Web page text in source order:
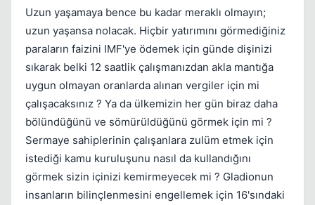
Uzun yaşamaya bence bu kadar meraklı olmayın;
uzun yaşansa nolacak. Hiçbir yatırımını görmediğiniz
paraların faizini IMF'ye ödemek için günde dişinizi
sıkarak belki 12 saatlik çalışmanızdan akla mantığa
uygun olmayan oranlarda alınan vergiler için mi
çalışacaksınız ? Ya da ülkemizin her gün biraz daha
bölündüğünü ve sömürüldüğünü görmek için mi ?
Sermaye sahiplerinin çalışanlara zulüm etmek için
istediği kamu kuruluşunu nasıl da kullandığını
görmek sizin içinizi kemirmeyecek mi ? Gladionun
insanların bilinçlenmesini engellemek için 16'sındaki